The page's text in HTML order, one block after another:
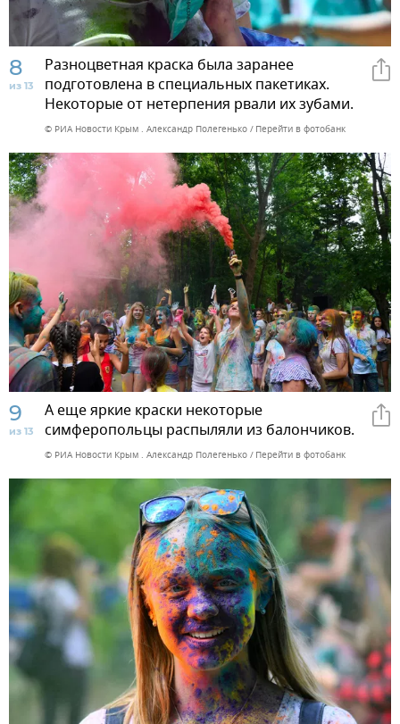
8
из 13
Разноцветная краска была заранее
подготовлена в специальных пакетиках.
Некоторые от нетерпения рвали их зубами.
© РИА Новости Крым . Александр Полегенько Перейти в фотобанк
9
из 13
А еще яркие краски некоторые
симферопольцы распыляли из балончиков.
© РИА Новости Крым . Александр Полегенько Перейти в фотобанк